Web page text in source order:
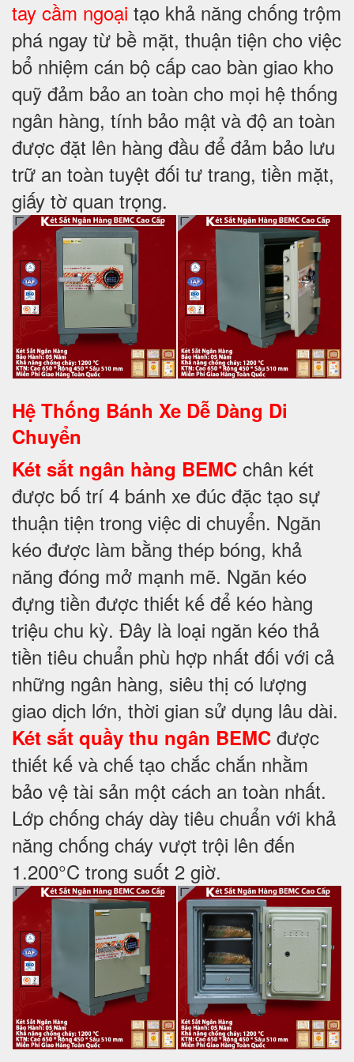
tay cầm ngoại tạo khả năng chống trộm
phá ngay từ bề mặt, thuận tiện cho việc
bổ nhiệm cán bộ cấp cao bàn giao kho
quỹ đảm bảo an toàn cho mọi hệ thống
ngân hàng, tính bảo mật và độ an toàn
được đặt lên hàng đầu để đảm bảo lưu
trữ an toàn tuyệt đối tư trang, tiền mặt,
giấy tờ quan trọng.
Hệ Thống Bánh Xe Dễ Dàng Di
Chuyển
Két sắt ngân hàng BEMC chân két
được bố trí 4 bánh xe đúc đặc tạo sự
thuận tiện trong việc di chuyển. Ngăn
kéo được làm bằng thép bóng, khả
năng đóng mở mạnh mẽ. Ngăn kéo
đựng tiền được thiết kế để kéo hàng
triệu chu kỳ. Đây là loại ngăn kéo thả
tiền tiêu chuẩn phù hợp nhất đối với cả
những ngân hàng, siêu thị có lượng
giao dịch lớn, thời gian sử dụng lâu dài.
Két sắt quầy thu ngân BEMC được
thiết kế và chế tạo chắc chắn nhằm
bảo vệ tài sản một cách an toàn nhất.
Lớp chống cháy dày tiêu chuẩn với khả
năng chống cháy vượt trội lên đến
1.200°C trong suốt 2 giờ.